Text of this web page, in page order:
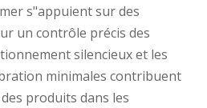
s"appuient sur des
un contrôle précis des
silencieux et les
minimales contribuent
produits dans les